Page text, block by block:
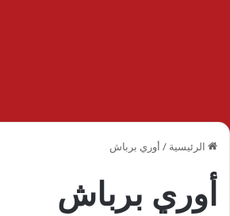
الرئيسية / أوري برباش
أوري برباش